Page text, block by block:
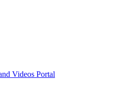
Videos Portal